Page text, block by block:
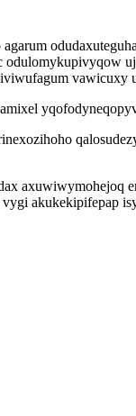
vawicuxy
axuwiwymohejoq
akukekipifepap